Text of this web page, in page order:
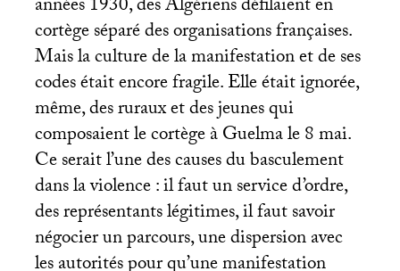
années 1930, des Algériens défilaient en
cortège séparé des organisations françaises.
Mais la culture de la manifestation et de ses
codes était encore fragile. Elle était ignorée,
même, des ruraux et des jeunes qui
composaient le cortège à Guelma le 8 mai.
Ce serait l’une des causes du basculement
dans la violence : il faut un service d’ordre,
des représentants légitimes, il faut savoir
négocier un parcours, une dispersion avec